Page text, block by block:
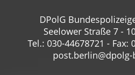
DPolG
Seelower Straße 7 -
Tel.: 030-44678721 - Fax: